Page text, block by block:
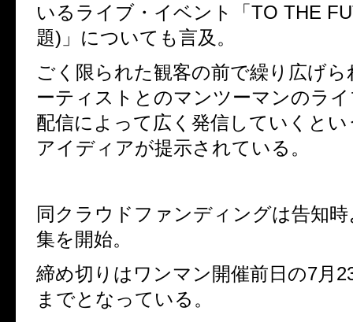
いるライブ・イベント「 TO THE
題) 」についても言及。
ごく限られた観客の前で繰り広げ
ーティストとのマンツーマンのラ
配信によって広く発信していくと
アイディアが提示されている。
同クラウドファンディングは告知
集を開始。
締め切りはワンマン開催前日の7月
までとなっている。